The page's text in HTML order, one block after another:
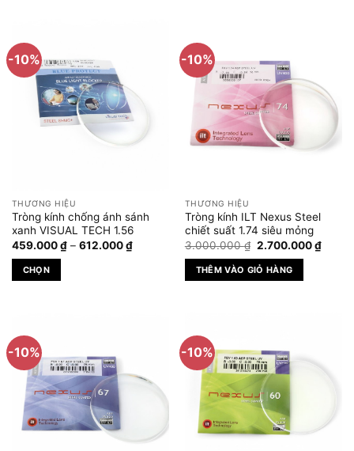
-10%
THƯƠNG HIỆU
Tròng kính chống ánh sánh
xanh VISUAL TECH 1.56
459.000₫ – 612.000₫Khoảng
giá:
CHỌN
có
nhiều
biến
thể.
Các
tùy
-10%
THƯƠNG HIỆU
Tròng kính ILT Nexus Steel
chiết suất 1.74 siêu mỏng
3.000.000₫ Giá
là:
3.000.000 ₫.
2.700.000₫Giá
hiện
THÊM VÀO GIỎ HÀNG
-10% -10%